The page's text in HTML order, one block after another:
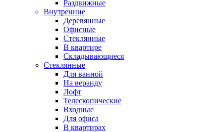
Раздвижные
Внутренние
Деревянные
Офисные
Стеклянные
В квартире
Складывающиеся
Стеклянные
Для ванной
На веранду
Лофт
Телескопические
Входные
Для офиса
В квартирах